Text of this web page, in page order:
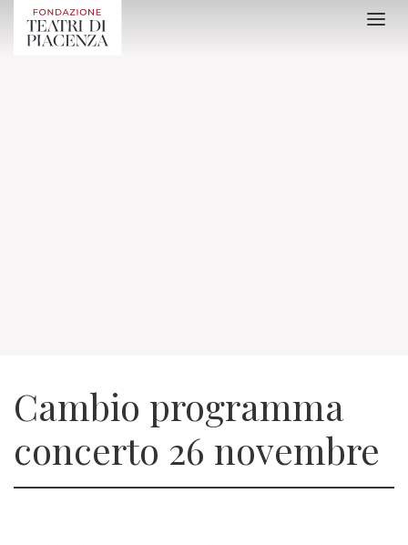
Cambio programma
concerto 26 novembre